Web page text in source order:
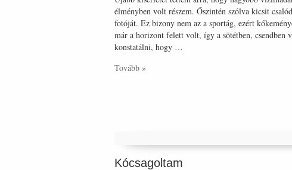
élményben volt részem. Őszintén szólva kicsit
fotóját. Ez bizony nem az a sportág, ezért
már a horizont felett volt, így a sötétben, csendben
konstatálni, hogy …
Tovább »
Kócsagoltam